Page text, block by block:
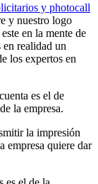
y photocall
y nuestro logo
en la mente de
realidad un
los expertos en
es el de
la empresa.
la impresión
empresa quiere dar